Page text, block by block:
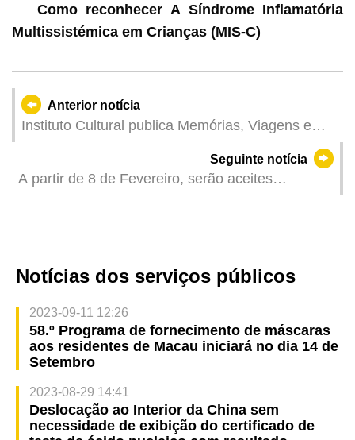
Como reconhecer A Síndrome Inflamatória
Multissistémica em Crianças (MIS-C)
Anterior notícia
Instituto Cultural publica Memórias, Viagens e
Viajantes Franceses por Macau (1609-1900) de
Seguinte notícia
A partir de 8 de Fevereiro, serão aceites
Notícias dos serviços públicos
2023-09-11 12:26
58.º Programa de fornecimento de máscaras
aos residentes de Macau iniciará no dia 14 de
Setembro
2023-08-29 14:41
Deslocação ao Interior da China sem
necessidade de exibição do certificado de